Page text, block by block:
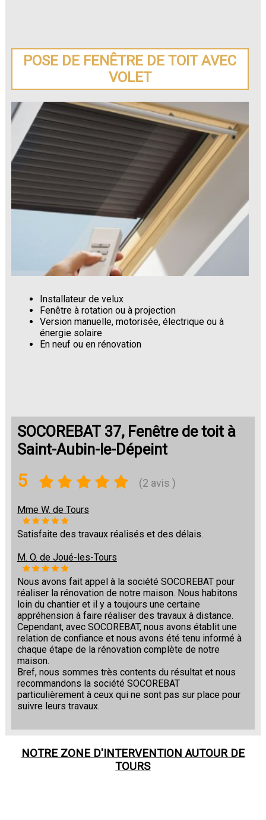
POSE DE FENÊTRE DE TOIT AVEC
VOLET
Installateur de velux
Fenêtre à rotation ou à projection
Version manuelle, motorisée, électrique ou à
énergie solaire
En neuf ou en rénovation
SOCOREBAT 37, Fenêtre de toit à
Saint-Aubin-le-Dépeint
5 (2 avis )
Mme W. de Tours
Satisfaite des travaux réalisés et des délais.
M. O. de Joué-les-Tours
Nous avons fait appel à la société SOCOREBAT pour
réaliser la rénovation de notre maison. Nous habitons
loin du chantier et il y a toujours une certaine
appréhension à faire réaliser des travaux à distance.
Cependant, avec SOCOREBAT, nous avons établit une
relation de confiance et nous avons été tenu informé à
chaque étape de la rénovation complète de notre
maison.
Bref, nous sommes très contents du résultat et nous
recommandons la société SOCOREBAT
particulièrement à ceux qui ne sont pas sur place pour
suivre leurs travaux.
NOTRE ZONE D'INTERVENTION AUTOUR DE
TOURS